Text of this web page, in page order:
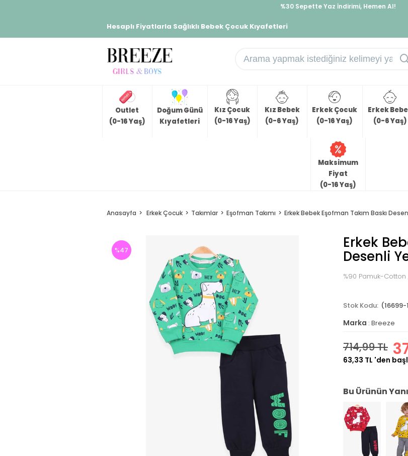
%30 Sepette Yaz İndirimi, Hemen Al!
Hesaplı Fiyatlarla Sağlıklı Bebek Çocuk Kıyafetleri
Outlet
(0-16 Yaş)
Doğum Günü
Kıyafetleri
Kız Çocuk
(0-16 Yaş)
Kız Bebek
(0-6 Yaş)
Erkek Çocuk
(0-16 Yaş)
Erkek
(0-6 Yaş)
Maksimum
Fiyat
(0-16 Yaş)
Anasayfa Erkek Çocuk Takımlar Eşofman Takımı Erkek Bebek Eşofman Takım Baskı
%47 Erkek
Desenli
%90 Pamuk-Cotton
(16699-
Marka : Breeze
714,99 TL
63,33 TL 'den
Bu Ürünün